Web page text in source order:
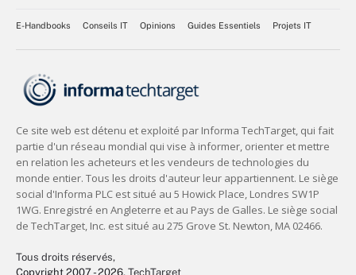
E-Handbooks Conseils IT Opinions Guides Essentiels Projets IT
Tous droits réservés,
Copyright 2007 - 2026, TechTarget